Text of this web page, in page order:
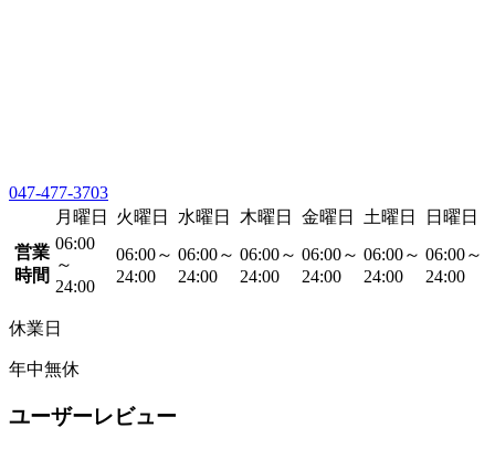
047-477-3703
月曜日
火曜日 水曜日 木曜日 金曜日 土曜日
日曜日
営業
時間
06:00
～
24:00
06:00～
24:00
06:00～
24:00
06:00～
24:00
06:00～
24:00
06:00～
24:00
06:00～
24:00
休業日
年中無休
ユーザーレビュー